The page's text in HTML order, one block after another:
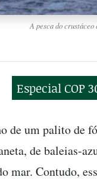
A pesca do
Especial COP
de um palito de
de baleias-
mar. Contudo,